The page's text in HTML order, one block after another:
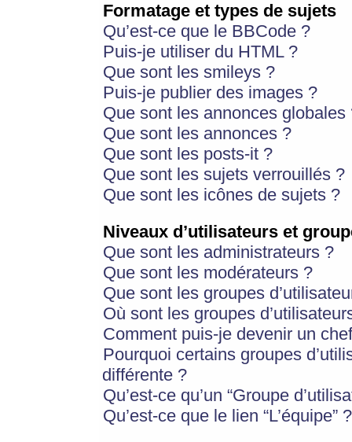
Formatage et types de sujets
Qu’est-ce que le BBCode ?
Puis-je utiliser du HTML ?
Que sont les smileys ?
Puis-je publier des images ?
Que sont les annonces globales
Que sont les annonces ?
Que sont les posts-it ?
Que sont les sujets verrouillés ?
Que sont les icônes de sujets ?
Niveaux d’utilisateurs et
Que sont les administrateurs ?
Que sont les modérateurs ?
Que sont les groupes
Où sont les groupes
Comment puis-je devenir un
Pourquoi certains groupes
différente ?
Qu’est-ce qu’un “Groupe
Qu’est-ce que le lien “L’équipe” ?